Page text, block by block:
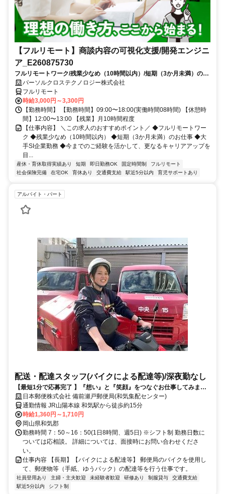
【フルリモート】商談内容の可視化支援/開発エンジニ
ア_E260875730
フルリモートワーク/残業少なめ（10時間以内）/短期（3か月未満）のお
仕事/大手SI企業勤務/今までのご経験を活かして、更なるキャリアアップ
を目指せます
パーソルクロステクノロジー株式会社
フルリモート
時給3,000円～3,300円
【勤務時間】 【勤務時間】09:00〜18:00(実働時間08時間) 【休憩時
間】12:00〜13:00 【残業】月10時間程度
【仕事内容】 ＼この求人のおすすめポイント／ ◆フルリモートワー
ク ◆残業少なめ（10時間以内） ◆短期（3か月未満）のお仕事 ◆大
手SI企業勤務 ◆今までのご経験を活かして、更なるキャリアアップを
目...
産休・育休取得実績あり 短期 即日勤務OK 固定時間制
フルリモート
社会保険完備
在宅OK 育休あり 交通費支給 駅近5分以内 育児サポートあり
アルバイト・パート
配送・配達スタッフ(バイクによる配達等)/深夜勤なし
【最短1分で応募完了 】『想い』と『笑顔』をつなぐお仕事してみませ
んか？日本郵便株式会社 備前瀬戸郵便局(和気集配センター)
通勤情報 JR山陽本線 和気駅から徒歩約15分
時給1,360円～1,710円
岡山県和気郡
勤務時間 7：50～16：50(1日8時間、週5日) ※シフト制 勤務日数に
ついては応相談。 詳細については、面接時にお問い合わせくださ
い。
仕事内容 【長期】【バイクによる配達等】 郵便局のバイクを使用し
て、郵便物等（手紙、ゆうパック）の配達等を行う仕事です。
社員登用あり 主婦・主夫歓迎 未経験者歓迎 研修あり 制服貸与
交通費支給
駅近5分以内
シフト制